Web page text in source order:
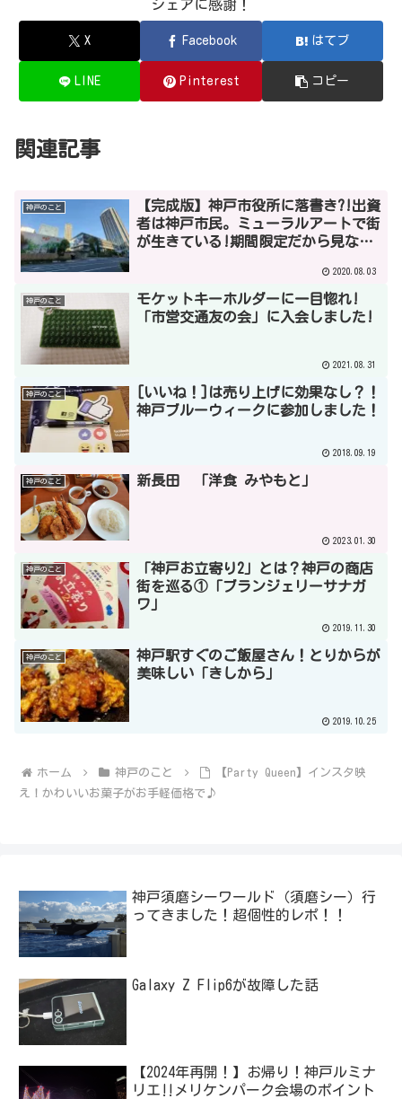
シェアに感謝！
X Facebook はてブ
LINE Pinterest コピー
関連記事
神戸のこと
【完成版】神戸市役所に落書き?!出資
者は神戸市民。ミューラルアートで街
が生きている!期間限定だから見なき
2020.08.03
神戸のこと
モケットキーホルダーに一目惚れ!
「市営交通友の会」に入会しました!
2021.08.31
神戸のこと
[いいね！]は売り上げに効果なし？！
神戸ブルーウィークに参加しました！
2018.09.19
神戸のこと 新長田 「洋食 みやもと」
2023.01.30
神戸のこと
「神戸お立寄り2」とは？神戸の商店
街を巡る①「ブランジェリーサナガ
ワ」
2019.11.30
神戸のこと
神戸駅すぐのご飯屋さん！とりからが
美味しい「きしから」
2019.10.25
ホーム 神戸のこと
【Party Queen】インスタ映
え！かわいいお菓子がお手軽価格で♪
神戸須磨シーワールド（須磨シー）行
ってきました！超個性的レポ！！
Galaxy Z Flip6が故障した話
【2024年再開！】お帰り！神戸ルミナ
リエ‼メリケンパーク会場のポイント